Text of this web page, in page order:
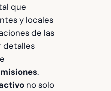
que
y locales
de las
detalles
.
no solo